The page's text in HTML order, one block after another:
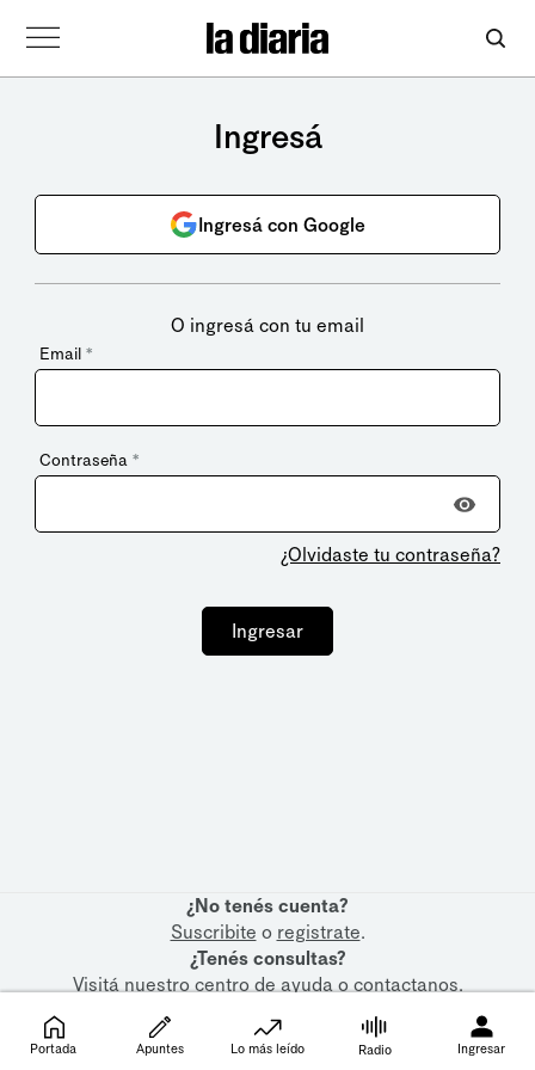
Ingresá
Ingresá con Google
O ingresá con tu email
Email *
Contraseña *
¿Olvidaste tu contraseña?
Ingresar
¿No tenés cuenta?
Suscribite o registrate.
¿Tenés consultas?
Visitá nuestrocentro de ayudaocontactanos.
Portada Apuntes Lo más leído Radio Ingresar